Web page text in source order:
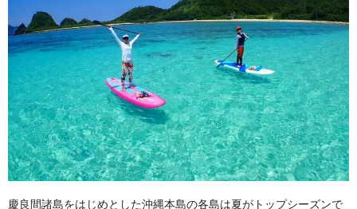
慶良間諸島をはじめとした沖縄本島の各島は夏がトップシーズンで